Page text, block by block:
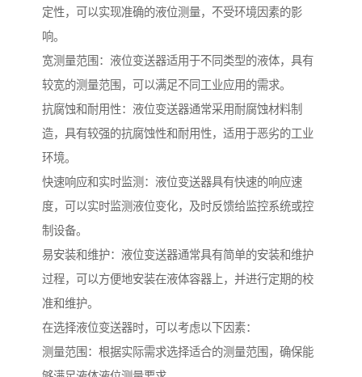
定性，可以实现准确的液位测量，不受环境因素的影
响。
宽测量范围：液位变送器适用于不同类型的液体，具有
较宽的测量范围，可以满足不同工业应用的需求。
抗腐蚀和耐用性：液位变送器通常采用耐腐蚀材料制
造，具有较强的抗腐蚀性和耐用性，适用于恶劣的工业
环境。
快速响应和实时监测：液位变送器具有快速的响应速
度，可以实时监测液位变化，及时反馈给监控系统或控
制设备。
易安装和维护：液位变送器通常具有简单的安装和维护
过程，可以方便地安装在液体容器上，并进行定期的校
准和维护。
在选择液位变送器时，可以考虑以下因素：
测量范围：根据实际需求选择适合的测量范围，确保能